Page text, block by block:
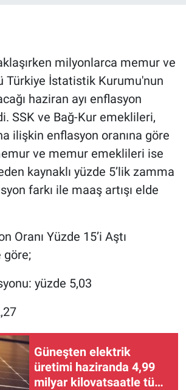
milyonlarca memur ve
Türkiye İstatistik Kurumu'nun
haziran ayı enflasyon
SSK ve Bağ-Kur emeklileri,
ilişkin enflasyon oranına göre
ve memur emeklileri ise
kaynaklı yüzde 5’lik zamma
farkı ile maaş artışı elde
Oranı Yüzde 15’i Aştı
göre;
yüzde 5,03
Güneşten elektrik
üretimi haziranda 4,99
milyar kilovatsaatle tüm